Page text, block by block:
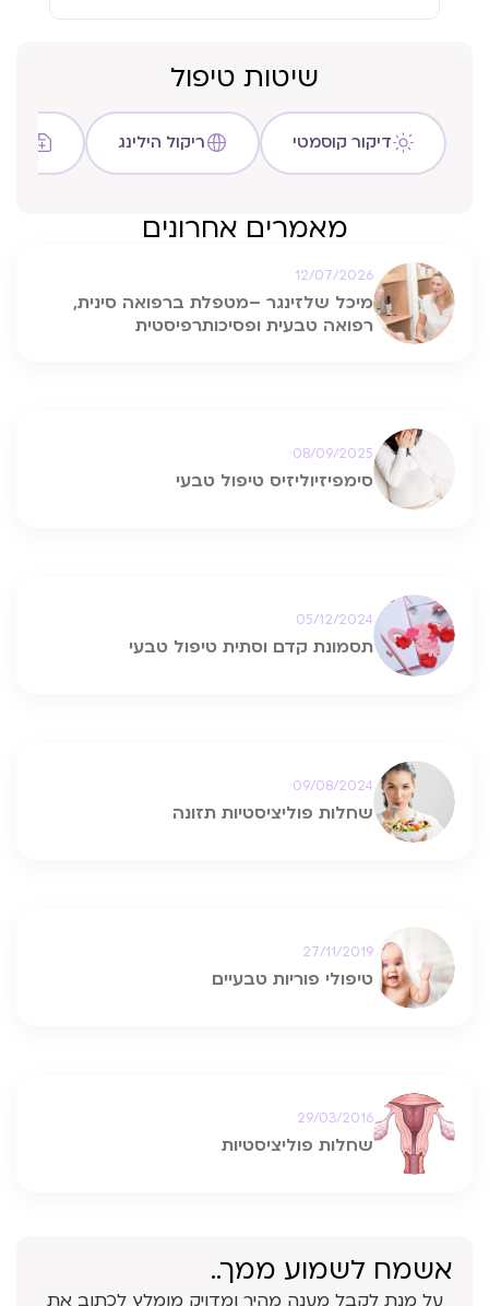
שיטות טיפול
דיקור קוסמטי ריקול הילינג
מאמרים אחרונים
מיכל שלזינגר –מטפלת ברפואה סינית,
רפואה טבעית ופסיכותרפיסטית
12/07/2026
סימפיזיוליזיס טיפול טבעי
08/09/2025
תסמונת קדם וסתית טיפול טבעי
05/12/2024
שחלות פוליציסטיות תזונה
09/08/2024
טיפולי פוריות טבעיים
27/11/2019
שחלות פוליציסטיות
29/03/2016
אשמח לשמוע ממך..
על מנת לקבל מענה מהיר ומדויק מומלץ לכתוב את